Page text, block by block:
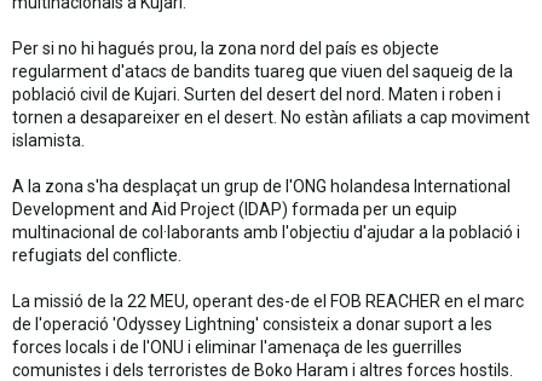
Per si no hi hagués prou, la zona nord del país es objecte
regularment d'atacs de bandits tuareg que viuen del saqueig de la
població civil de Kujari. Surten del desert del nord. Maten i roben i
tornen a desapareixer en el desert. No estàn afiliats a cap moviment
islamista.
A la zona s'ha desplaçat un grup de l'ONG holandesa International
Development and Aid Project (IDAP) formada per un equip
multinacional de col·laborants amb l'objectiu d'ajudar a la població i
refugiats del conflicte.
La missió de la 22 MEU, operant des-de el FOB REACHER en el marc
de l'operació 'Odyssey Lightning' consisteix a donar suport a les
forces locals i de l'ONU i eliminar l'amenaça de les guerrilles
comunistes i dels terroristes de Boko Haram i altres forces hostils.